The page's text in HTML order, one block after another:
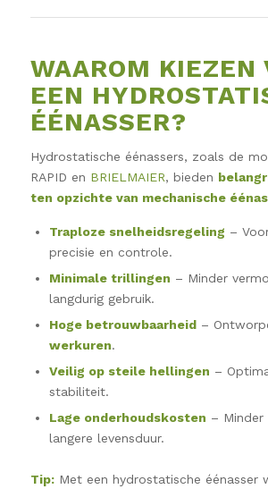
WAAROM KIEZEN
EEN
ÉÉNASSER?
Hydrostatische éénassers, zoals de
RAPID en BRIELMAIER, bieden
ten opzichte van mechanische
Traploze snelheidsregeling –
precisie en controle.
Minimale trillingen – Minder
langdurig gebruik.
Hoge betrouwbaarheid–
werkuren.
Veilig op steile hellingen –
stabiliteit.
Lage onderhoudskosten – Minder
langere levensduur.
Tip:Met een hydrostatische éénasser